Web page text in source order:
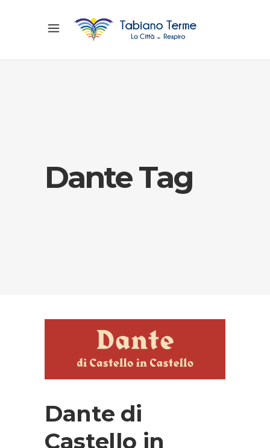
Dante Tag
Dante di
Castello in